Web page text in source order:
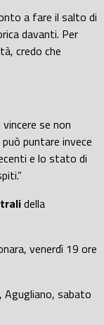
a fare il salto di
davanti. Per
credo che
vincere se non
puntare invece
e lo stato di
della
venerdì 19 ore
Agugliano, sabato